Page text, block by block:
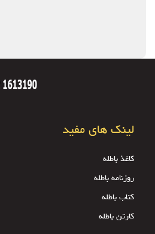
لینک های مفید
کاغذ باطله
روزنامه باطله
کتاب باطله
کارتن باطله